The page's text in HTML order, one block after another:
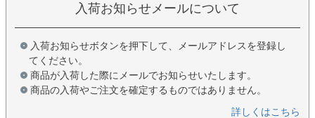
入荷お知らせメールについて
入荷お知らせボタンを押下して、メールアドレスを登録し
てください。
商品が入荷した際にメールでお知らせいたします。
商品の入荷やご注文を確定するものではありません。
詳しくはこちら